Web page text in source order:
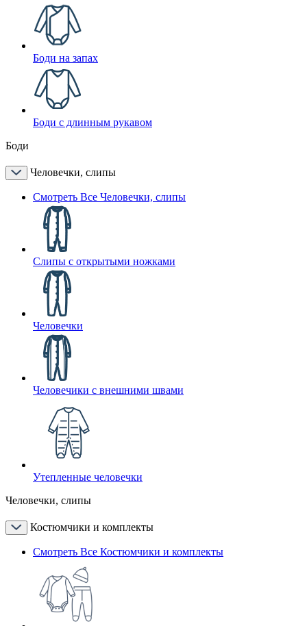
Боди на запах
Боди с длинным рукавом
Боди
Человечки, слипы
Смотреть Все Человечки, слипы
Слипы с открытыми ножками
Человечки
Человечики с внешними швами
Утепленные человечки
Человечки, слипы
Костюмчики и комплекты
Смотреть Все Костюмчики и комплекты